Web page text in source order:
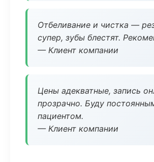
Отбеливание и чистка —
супер, зубы блестят.
— Клиент компании
Цены адекватные, запись
прозрачно. Буду
пациентом.
— Клиент компании